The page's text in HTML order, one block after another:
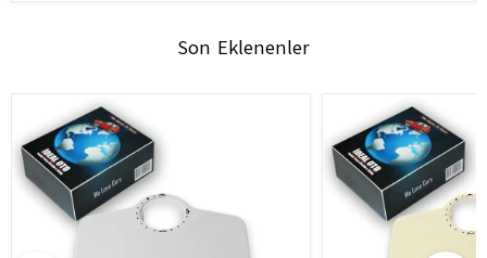
Son Eklenenler